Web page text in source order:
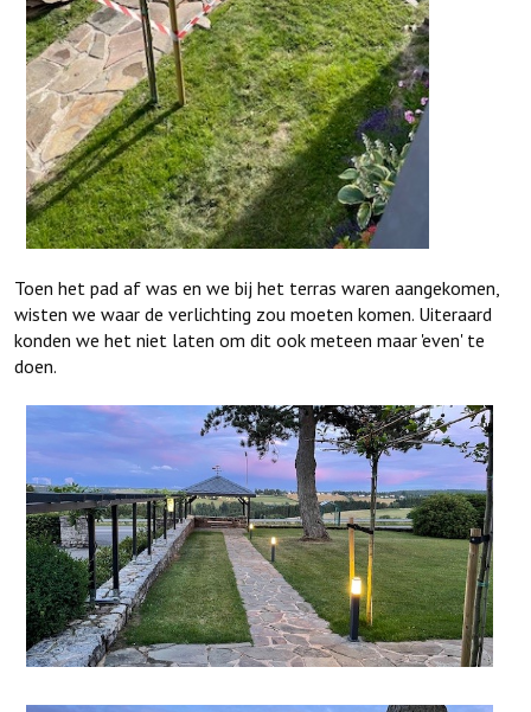
Toen het pad af was en we bij het terras waren aangekomen,
wisten we waar de verlichting zou moeten komen. Uiteraard
konden we het niet laten om dit ook meteen maar 'even' te
doen.